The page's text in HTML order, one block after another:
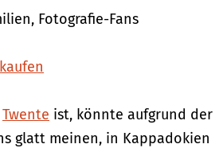
Fotografie-Fans
Twente ist, könnte aufgrund der
glatt meinen, in Kappadokien